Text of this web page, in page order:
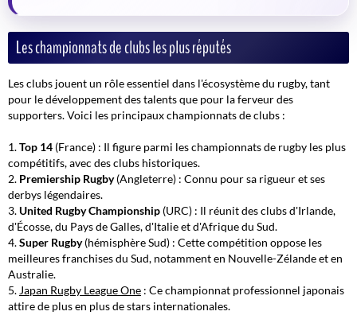
Les championnats de clubs les plus réputés
Les clubs jouent un rôle essentiel dans l'écosystème du rugby, tant
pour le développement des talents que pour la ferveur des
supporters. Voici les principaux championnats de clubs :
Top 14 (France) : Il figure parmi les championnats de rugby les plus
compétitifs, avec des clubs historiques.
Premiership Rugby(Angleterre) : Connu pour sa rigueur et ses
derbys légendaires.
United Rugby Championship (URC) : Il réunit des clubs d'Irlande,
d'Écosse, du Pays de Galles, d'Italie et d'Afrique du Sud.
Super Rugby(hémisphère Sud) : Cette compétition oppose les
meilleures franchises du Sud, notamment en Nouvelle-Zélande et en
Australie.
Japan Rugby League One : Ce championnat professionnel japonais
attire de plus en plus de stars internationales.